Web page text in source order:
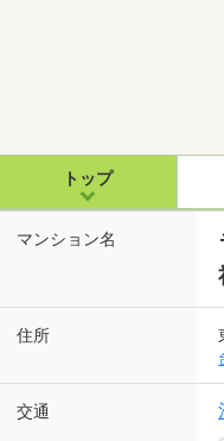
トップ
マンション名
住所
交通